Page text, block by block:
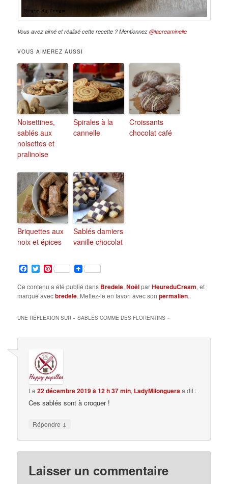
Vous avez aimé et réalisé cette recette ? Mentionnez@lacreaminelle
VOUS AIMEREZ AUSSI
Noisettines,
sablés aux
noisettes et
pralinoise
Spirales à la
cannelle
Croissants
chocolat café
Briquettes aux
noix et épices
Sablés damiers
vanille chocolat
Facebook
TwitterPinterest
Ce contenu a été publié dans Bredele,NoëlparHeureduCream, et
marqué avecbredele. Mettez-le en favori avec sonpermalien.
UNE RÉFLEXION SUR «SABLÉS COMME DES FLORENTINS »
Le22 décembre 2019 à 12 h 37 min, LadyMilonguera a dit :
Ces sablés sont à croquer !
Répondre ↓
Laisser un commentaire